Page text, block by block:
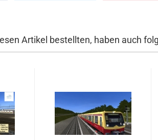
Artikel bestellten, haben auch